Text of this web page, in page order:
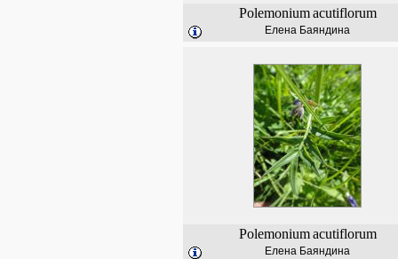
Polemonium acutiflorum
Елена Баяндина
Polemonium acutiflorum
Елена Баяндина